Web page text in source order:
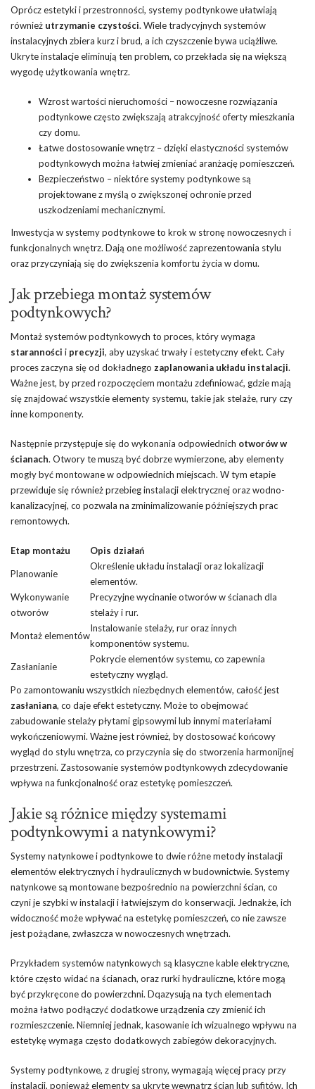
Oprócz estetyki i przestronności, systemy podtynkowe ułatwiają
również utrzymanie czystości. Wiele tradycyjnych systemów
instalacyjnych zbiera kurz i brud, a ich czyszczenie bywa uciążliwe.
Ukryte instalacje eliminują ten problem, co przekłada się na większą
wygodę użytkowania wnętrz.
Wzrost wartości nieruchomości – nowoczesne rozwiązania
podtynkowe często zwiększają atrakcyjność oferty mieszkania
czydomu.
Łatwe dostosowanie wnętrz – dzięki elastyczności systemów
podtynkowych można łatwiej zmieniać aranżację pomieszczeń.
Bezpieczeństwo – niektóre systemy podtynkowe są
projektowane z myślą o zwiększonej ochronie przed
uszkodzeniami mechanicznymi.
Inwestycja w systemy podtynkowe to krok w stronę nowoczesnych i
funkcjonalnych wnętrz. Dają one możliwość zaprezentowania stylu
oraz przyczyniają się do zwiększenia komfortu życia w domu.
Jak przebiega montaż systemów
podtynkowych?
Montaż systemów podtynkowych to proces, który wymaga
staranności i precyzji, aby uzyskać trwały i estetyczny efekt. Cały
proces zaczyna się od dokładnego zaplanowania układu instalacji.
Ważne jest, by przed rozpoczęciem montażu zdefiniować, gdzie mają
się znajdować wszystkie elementy systemu, takie jak stelaże, rury czy
inne komponenty.
Następnie przystępuje się do wykonania odpowiednich otworów w
ścianach. Otwory te muszą być dobrze wymierzone, aby elementy
mogły być montowane w odpowiednich miejscach. W tym etapie
przewiduje się również przebieg instalacji elektrycznej oraz wodno-
kanalizacyjnej, co pozwala na zminimalizowanie późniejszych prac
remontowych.
Etap montażu Opis działań
Planowanie
Określenie układu instalacji oraz lokalizacji
elementów.
Wykonywanie
otworów
Precyzyjne wycinanie otworów w ścianach dla
stelaży i rur.
Montaż elementów
Instalowanie stelaży, rur oraz innych
komponentów systemu.
Zasłanianie
Pokrycie elementów systemu, co zapewnia
estetyczny wygląd.
Po zamontowaniu wszystkich niezbędnych elementów, całość jest
zasłaniana, co daje efekt estetyczny. Może to obejmować
zabudowanie stelaży płytami gipsowymi lub innymi materiałami
wykończeniowymi. Ważne jest również, by dostosować końcowy
wygląd do stylu wnętrza, co przyczynia się do stworzenia harmonijnej
przestrzeni. Zastosowanie systemów podtynkowych zdecydowanie
wpływa na funkcjonalność oraz estetykę pomieszczeń.
Jakie są różnice między systemami
podtynkowymi a natynkowymi?
Systemy natynkowe i podtynkowe to dwie różne metody instalacji
elementów elektrycznych i hydraulicznych w budownictwie. Systemy
natynkowe są montowane bezpośrednio na powierzchni ścian, co
czyni je szybki w instalacji i łatwiejszym do konserwacji. Jednakże, ich
widoczność może wpływać na estetykę pomieszczeń, co nie zawsze
jest pożądane, zwłaszcza w nowoczesnych wnętrzach.
Przykładem systemów natynkowych są klasyczne kable elektryczne,
które często widać na ścianach, oraz rurki hydrauliczne, które mogą
być przykręcone do powierzchni. Dqazysują na tych elementach
można łatwo podłączyć dodatkowe urządzenia czy zmienić ich
rozmieszczenie. Niemniej jednak, kasowanie ich wizualnego wpływu na
estetykę wymaga często dodatkowych zabiegów dekoracyjnych.
Systemy podtynkowe, z drugiej strony, wymagają więcej pracy przy
instalacji, ponieważ elementy są ukryte wewnątrz ścian lub sufitów. Ich